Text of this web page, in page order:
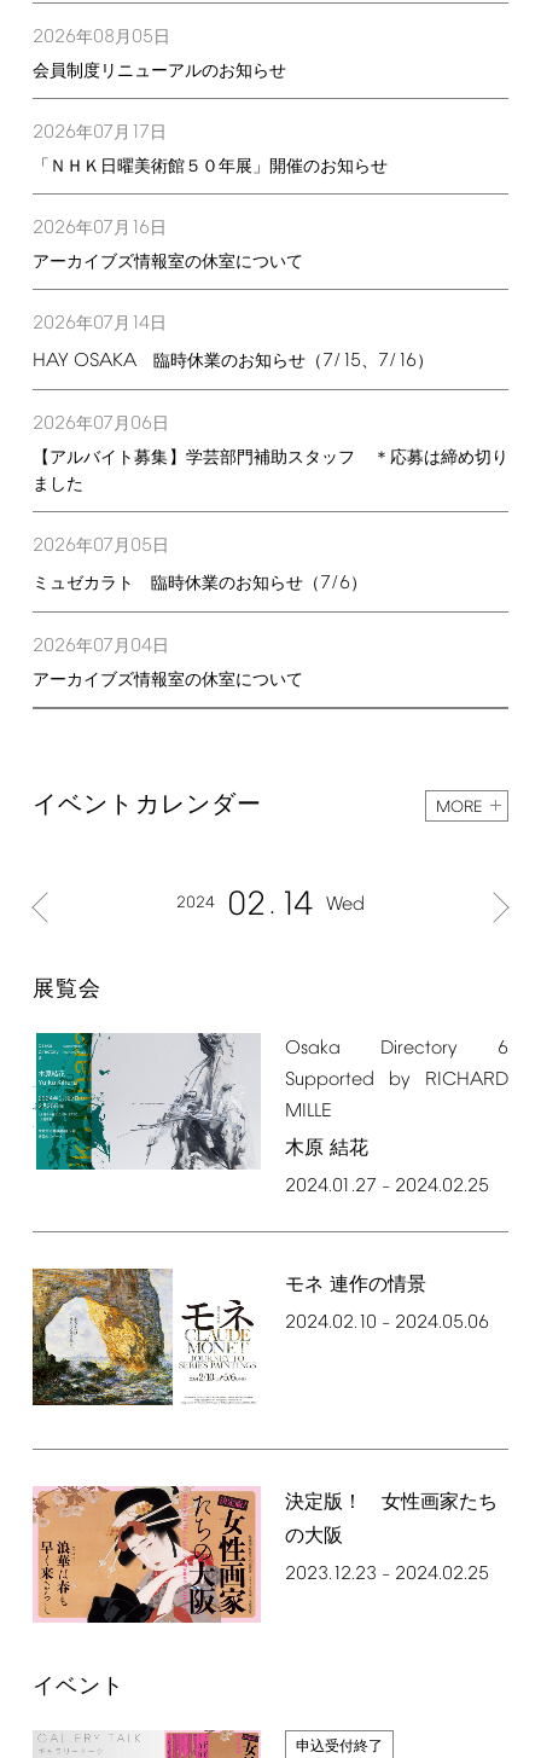
2026年08月 05日
会員制度リニューアルのお知らせ
2026年07月 17日
「ＮＨＫ日曜美術館５０年展」開催のお知らせ
2026年07月 16日
アーカイブズ情報室の休室について
2026年07月 14日
HAY OSAKA臨時休業のお知らせ（7/15、 7/16）
2026年07月 06日
【アルバイト募集】学芸部門補助スタッフ ＊応募は締め切り
ました
2026年07月 05日
ミュゼカラト 臨時休業のお知らせ（7/6）
2026年07月 04日
アーカイブズ情報室の休室について
イベントカレンダー MORE
2024 02 14 Wed
展覧会
Osaka Directory
6
Supported
by
RICHARD
MILLE
木原 結花
2024.01.27 – 2024.02.25
モネ 連作の情景
2024.02.10 – 2024.05.06
決定版！ 女性画家たち
の大阪
2023.12.23 – 2024.02.25
イベント
申込受付終了